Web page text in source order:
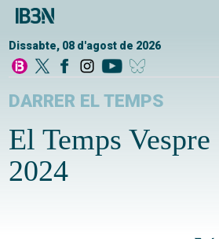
Dissabte, 08 d'agost de 2026
DARRER EL TEMPS
El Temps
2024